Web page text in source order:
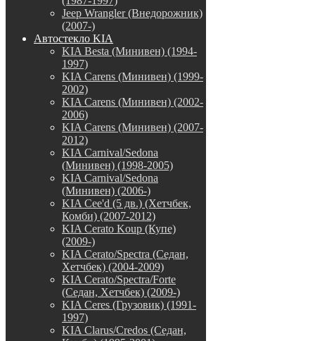
Jeep Wrangler (Внедорожник)
(2007-)
Автостекло KIA
KIA Besta (Минивен) (1994-
1997)
KIA Carens (Минивен) (1999-
2002)
KIA Carens (Минивен) (2002-
2006)
KIA Carens (Минивен) (2007-
2012)
KIA Carnival/Sedona
(Минивен) (1998-2005)
KIA Carnival/Sedona
(Минивен) (2006-)
KIA Cee'd (5 дв.) (Хетчбек,
Комби) (2007-2012)
KIA Cerato Koup (Купе)
(2009-)
KIA Cerato/Spectra (Седан,
Хетчбек) (2004-2009)
KIA Cerato/Spectra/Forte
(Седан, Хетчбек) (2009-)
KIA Ceres (Грузовик) (1991-
1997)
KIA Clarus/Credos (Седан,